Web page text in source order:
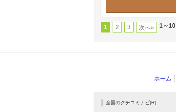
1 2 3 次へ» 1～10
ホーム
全国のクチコミナビ(R)